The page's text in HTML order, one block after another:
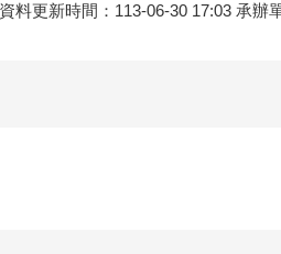
資料更新時間：113-06-30 17:03 承辦